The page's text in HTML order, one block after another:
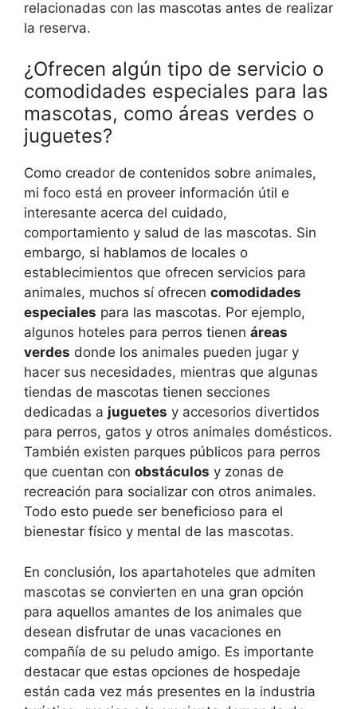
relacionadas con las mascotas antes de realizar
la reserva.
¿Ofrecen algún tipo de servicio o
comodidades especiales para las
mascotas, como áreas verdes o
juguetes?
Como creador de contenidos sobre animales,
mi foco está en proveer información útil e
interesante acerca del cuidado,
comportamiento y salud de las mascotas. Sin
embargo, si hablamos de locales o
establecimientos que ofrecen servicios para
animales, muchos sí ofrecen comodidades
especiales para las mascotas. Por ejemplo,
algunos hoteles para perros tienen áreas
verdes donde los animales pueden jugar y
hacer sus necesidades, mientras que algunas
tiendas de mascotas tienen secciones
dedicadas a juguetes y accesorios divertidos
para perros, gatos y otros animales domésticos.
También existen parques públicos para perros
que cuentan con obstáculos y zonas de
recreación para socializar con otros animales.
Todo esto puede ser beneficioso para el
bienestar físico y mental de las mascotas.
En conclusión, los apartahoteles que admiten
mascotas se convierten en una gran opción
para aquellos amantes de los animales que
desean disfrutar de unas vacaciones en
compañía de su peludo amigo. Es importante
destacar que estas opciones de hospedaje
están cada vez más presentes en la industria